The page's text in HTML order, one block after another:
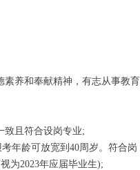
养和奉献精神，有志从事教育
且符合设岗专业;
年龄可放宽到40周岁。符合岗
为2023年应届毕业生);